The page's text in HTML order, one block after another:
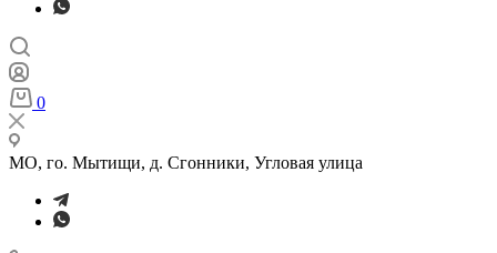
0
МО, го. Мытищи, д. Сгонники, Угловая улица